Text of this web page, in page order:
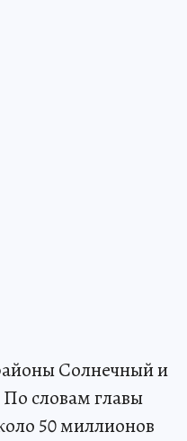
Солнечный и
словам главы
50 миллионов